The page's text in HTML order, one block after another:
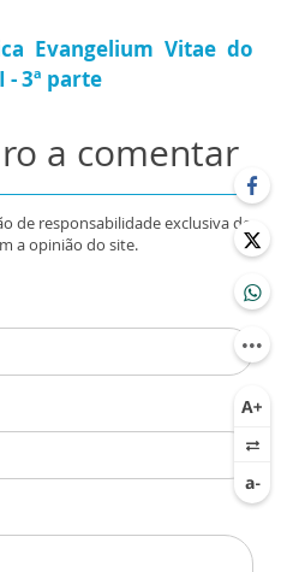
Evangelium Vitae do
- 3ª parte
a comentar
de responsabilidade exclusiva de
a opinião do site.